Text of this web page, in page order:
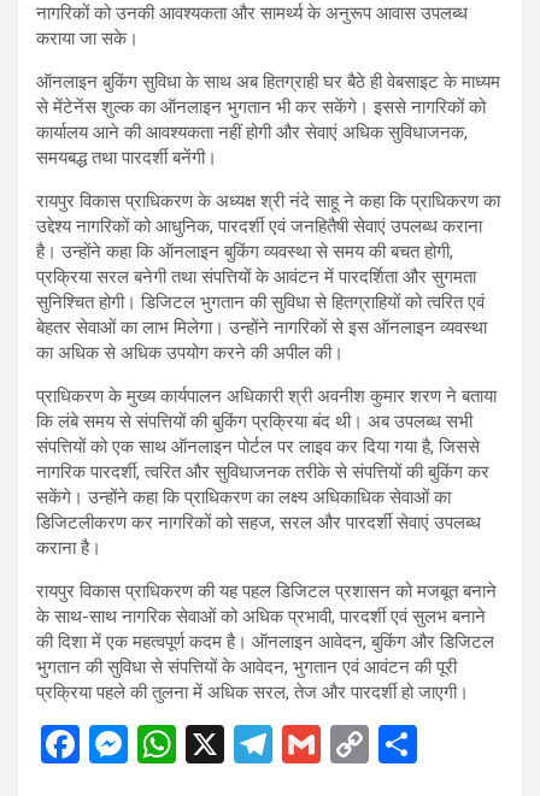
नागरिकों को उनकी आवश्यकता और सामर्थ्य के अनुरूप आवास उपलब्ध
कराया जा सके।
ऑनलाइन बुकिंग सुविधा के साथ अब हितग्राही घर बैठे ही वेबसाइट के माध्यम
से मेंटेनेंस शुल्क का ऑनलाइन भुगतान भी कर सकेंगे। इससे नागरिकों को
कार्यालय आने की आवश्यकता नहीं होगी और सेवाएं अधिक सुविधाजनक,
समयबद्ध तथा पारदर्शी बनेंगी।
रायपुर विकास प्राधिकरण के अध्यक्ष श्री नंदे साहू ने कहा कि प्राधिकरण का
उद्देश्य नागरिकों को आधुनिक, पारदर्शी एवं जनहितैषी सेवाएं उपलब्ध कराना
है। उन्होंने कहा कि ऑनलाइन बुकिंग व्यवस्था से समय की बचत होगी,
प्रक्रिया सरल बनेगी तथा संपत्तियों के आवंटन में पारदर्शिता और सुगमता
सुनिश्चित होगी। डिजिटल भुगतान की सुविधा से हितग्राहियों को त्वरित एवं
बेहतर सेवाओं का लाभ मिलेगा। उन्होंने नागरिकों से इस ऑनलाइन व्यवस्था
का अधिक से अधिक उपयोग करने की अपील की।
प्राधिकरण के मुख्य कार्यपालन अधिकारी श्री अवनीश कुमार शरण ने बताया
कि लंबे समय से संपत्तियों की बुकिंग प्रक्रिया बंद थी। अब उपलब्ध सभी
संपत्तियों को एक साथ ऑनलाइन पोर्टल पर लाइव कर दिया गया है, जिससे
नागरिक पारदर्शी, त्वरित और सुविधाजनक तरीके से संपत्तियों की बुकिंग कर
सकेंगे। उन्होंने कहा कि प्राधिकरण का लक्ष्य अधिकाधिक सेवाओं का
डिजिटलीकरण कर नागरिकों को सहज, सरल और पारदर्शी सेवाएं उपलब्ध
कराना है।
रायपुर विकास प्राधिकरण की यह पहल डिजिटल प्रशासन को मजबूत बनाने
के साथ-साथ नागरिक सेवाओं को अधिक प्रभावी, पारदर्शी एवं सुलभ बनाने
की दिशा में एक महत्वपूर्ण कदम है। ऑनलाइन आवेदन, बुकिंग और डिजिटल
भुगतान की सुविधा से संपत्तियों के आवेदन, भुगतान एवं आवंटन की पूरी
प्रक्रिया पहले की तुलना में अधिक सरल, तेज और पारदर्शी हो जाएगी।
F
M W X
T
G
C